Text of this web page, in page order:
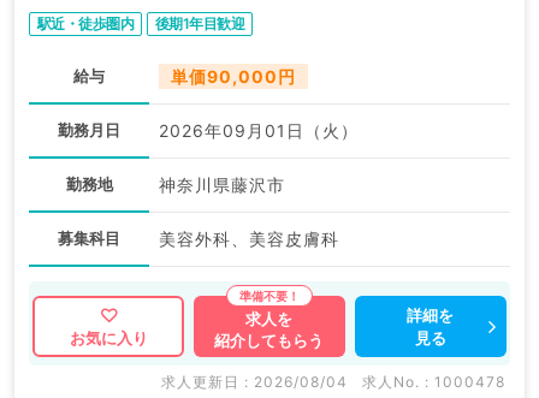
駅近・徒歩圏内 後期1年目歓迎
給与 単価90,000円
勤務月日 2026年09月01日（火）
勤務地 神奈川県藤沢市
募集科目 美容外科、美容皮膚科
お気に入り
求人を
紹介してもらう
詳細を
見る
求人更新日 : 2026/08/04 求人No. : 1000478